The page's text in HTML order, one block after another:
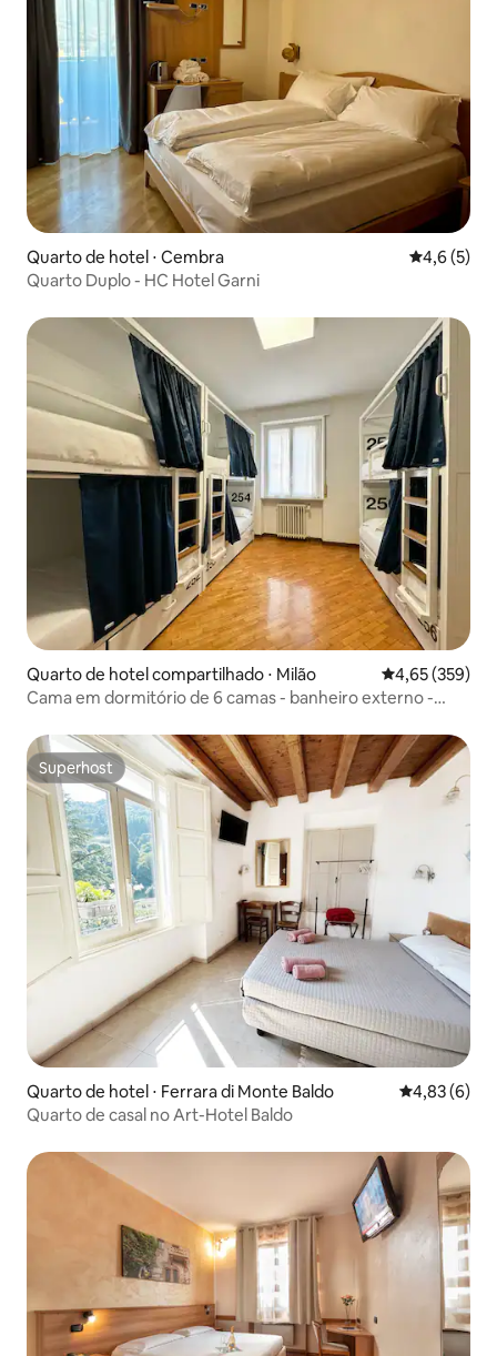
Quarto de hotel ⋅ Cembra 4,6 de
4,6 (5)
Quarto Duplo - HC Hotel Garni
Quarto de hotel compartilhado ⋅ Milão 4,65 de uma
4,65 (359)
Cama em dormitório de 6 camas - banheiro externo -
Superhost
Superhost
Quarto de hotel ⋅ Ferrara di Monte Baldo 4,83 de uma
4,83 (6)
Quarto de casal no Art-Hotel Baldo